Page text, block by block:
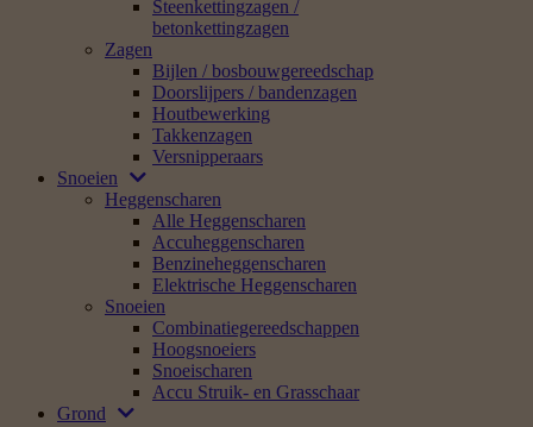
Benzine Bladblazers
Elektrische Bladblazers
Hakselaars
Alle Hakselaars /
houtversnipperaars
Benzinehakselaars
Elektrische Hakselaars
Opruimen
Hogedrukreinigers
Waterstofzuigers /
alleszuigers
Alle Veegmachines
Accuveegmachines
Veegmachines Manueel
Vervoerders
Stroom
Compressors